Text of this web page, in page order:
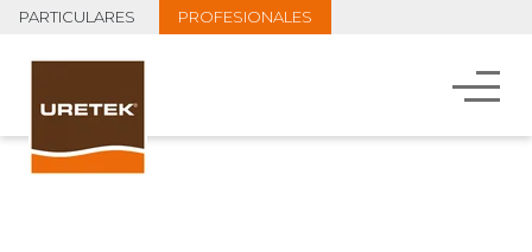
PARTICULARES PROFESIONALES